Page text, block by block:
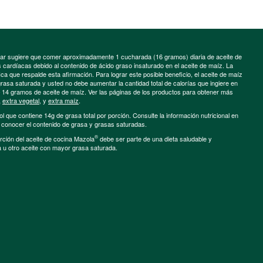
sugiere que comer aproximadamente 1 cucharada (16 gramos) diaria de aceite de
debido al contenido de ácido graso insaturado en el aceite de maíz. La
que respalde esta afirmación. Para lograr este posible beneficio, el aceite de maíz
saturada y usted no debe aumentar la cantidad total de calorías que ingiere en
gramos de aceite de maíz. Ver las páginas de los productos para obtener más
extra vegetal, y extra maíz.
que contiene 14g de grasa total por porción. Consulte la información nutricional en
el contenido de grasa y grasas saturadas.
del aceite de cocina Mazola® debe ser parte de una dieta saludable y
otro aceite con mayor grasa saturada.